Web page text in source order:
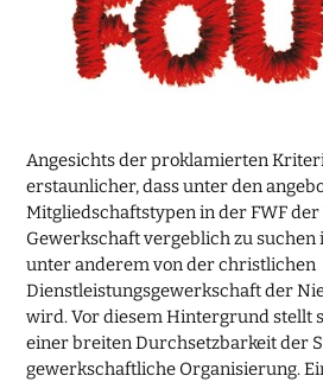
Angesichts der proklamierten
erstaunlicher, dass unter den
Mitgliedschaftstypen in der FWF
Gewerkschaft vergeblich zu suchen
unter anderem von der christlichen
Dienstleistungsgewerkschaft der
wird. Vor diesem Hintergrund stellt
einer breiten Durchsetzbarkeit der
gewerkschaftliche Organisierung.